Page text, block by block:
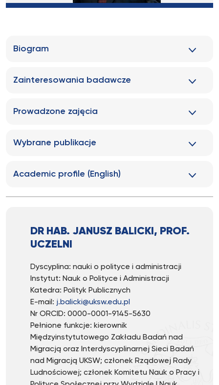
Biogram
Zainteresowania badawcze
Prowadzone zajęcia
Wybrane publikacje
Academic profile (English)
DR HAB. JANUSZ BALICKI, PROF.
UCZELNI
Dyscyplina: nauki o polityce i administracji
Instytut: Nauk o Polityce i Administracji
Katedra: Polityk Publicznych
E-mail: j.balicki@uksw.edu.pl
Nr ORCID: 0000-0001-9145-5630
Pełnione funkcje: kierownik
Międzyinstytutowego Zakładu Badań nad
Migracją oraz Interdyscyplinarnej Sieci Badań
nad Migracją UKSW; członek Rządowej Rady
Ludnościowej; członek Komitetu Nauk o Pracy i